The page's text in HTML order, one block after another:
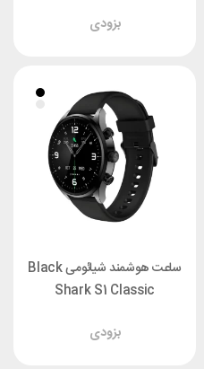
بزودی
ساعت هوشمند شیائومی Black
Shark S1 Classic
بزودی